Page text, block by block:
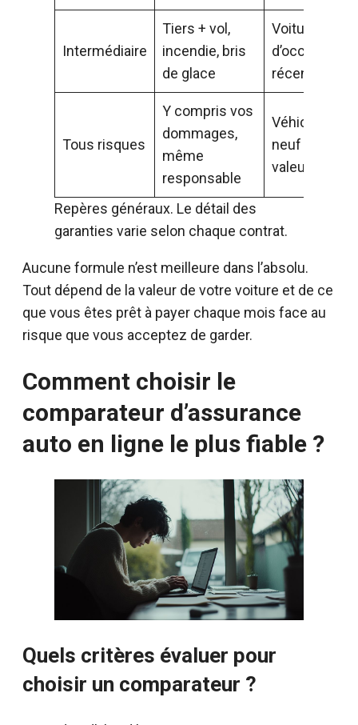
Intermédiaire
Tiers + vol,
incendie, bris
de glace
Voiture
d’occasion
récente
Tous risques
Y compris vos
dommages,
même
responsable
Véhicule
neuf ou de
valeur
Repères généraux. Le détail des
garanties varie selon chaque contrat.
Aucune formule n’est meilleure dans l’absolu.
Tout dépend de la valeur de votre voiture et de ce
que vous êtes prêt à payer chaque mois face au
risque que vous acceptez de garder.
Comment choisir le
comparateur d’assurance
auto en ligne le plus fiable ?
Quels critères évaluer pour
choisir un comparateur ?